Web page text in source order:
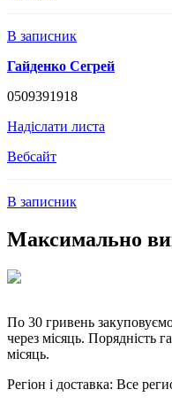
В записник
Гайденко Сегрей
0509391918
Надіслати листа
Вебсайт
В записник
Максимально
По 30 гривень
через місяць. Порядність
місяць.
Регіон і доставка: Все